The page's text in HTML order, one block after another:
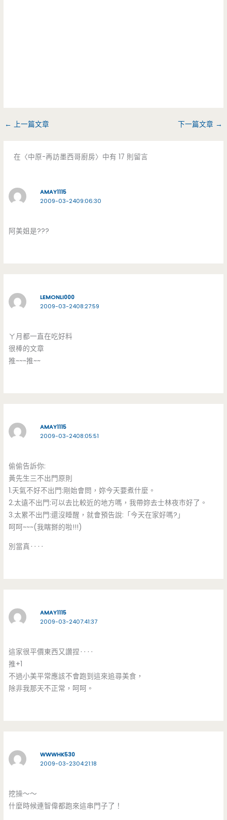
← 上一篇文章 下一篇文章 →
在〈中原-再訪墨西哥廚房〉中有 17 則留言
AMAY1115
2009-03-2409:06:30
阿美姐是???
LEMONLI000
2009-03-2408:27:59
ㄚ月都一直在吃好料
很棒的文章
推~~~推~~
AMAY1115
2009-03-2408:05:51
偷偷告訴你:
黃先生三不出門原則
1.天氣不好不出門:剛始會問，妳今天要煮什麼。
2.太遠不出門:可以去比較近的地方嗎，我帶妳去士林夜市好了。
3.太累不出門:還沒睡醒，就會預告說:「今天在家好嗎?」
呵呵~~~(我瞎掰的啦!!!)
別當真‥‥
AMAY1115
2009-03-2407:41:37
這家很平價東西又讚捏‥‥
推+1
不過小美平常應該不會跑到這來追尋美食，
除非我那天不正常，呵呵。
WWWHK530
2009-03-2304:21:18
挖操～～
什麼時候連智偉都跑來這串門子了！